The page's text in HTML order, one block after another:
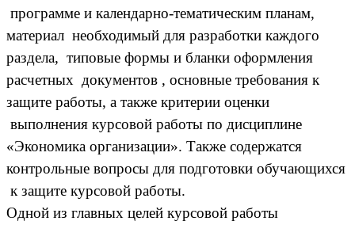
программе и календарно-тематическим планам,
материал необходимый для разработки каждого
раздела, типовые формы и бланки оформления
расчетных документов , основные требования к
защите работы, а также критерии оценки
выполнения курсовой работы по дисциплине
«Экономика организации». Также содержатся
контрольные вопросы для подготовки обучающихся
к защите курсовой работы.
Одной из главных целей курсовой работы